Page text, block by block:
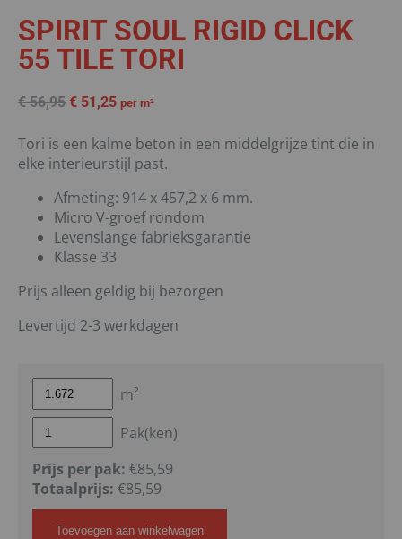
SPIRIT SOUL RIGID CLICK
55 TILE TORI
€56,95 € 51,25 per m²
Tori is een kalme beton in een middelgrijze tint die in
elke interieurstijl past.
Afmeting: 914 x 457,2 x 6 mm.
Micro V-groef rondom
Levenslange fabrieksgarantie
Klasse 33
Prijs alleen geldig bij bezorgen
Levertijd 2-3 werkdagen
m²
Pak(ken)
Prijs per pak: €85,59
Totaalprijs: €85,59
Toevoegen aan winkelwagen